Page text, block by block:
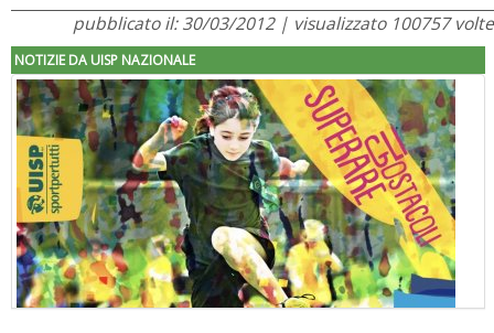
pubblicato il: 30/03/2012 | visualizzato 100757 volte
NOTIZIE DA UISP NAZIONALE